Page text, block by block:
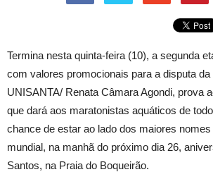
Termina nesta quinta-feira (10), a segunda
com valores promocionais para a disputa
UNISANTA/ Renata Câmara Agondi, prova
que dará aos maratonistas aquáticos de
chance de estar ao lado dos maiores
mundial, na manhã do próximo dia 26,
Santos, na Praia do Boqueirão.